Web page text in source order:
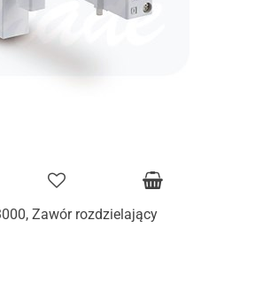
Zawór rozdzielający